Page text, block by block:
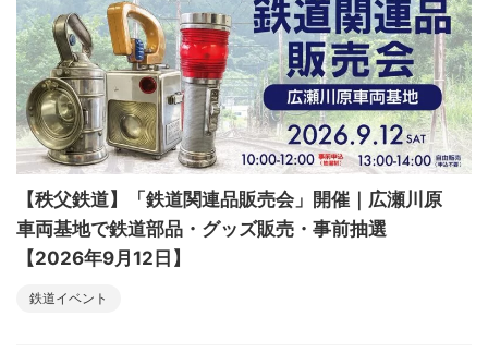
【秩父鉄道】「鉄道関連品販売会」開催｜広瀬川原
車両基地で鉄道部品・グッズ販売・事前抽選
【2026年9月12日】
鉄道イベント